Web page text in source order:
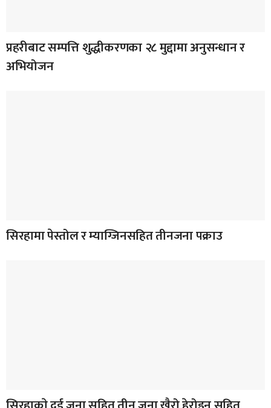
प्रहरीबाट सम्पत्ति शुद्धीकरणका २८ मुद्दामा अनुसन्धान र
अभियोजन
सिरहामा पेस्तोल र म्याग्जिनसहित तीनजना पक्राउ